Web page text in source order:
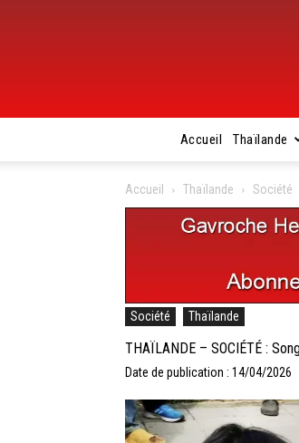
Accueil Thaïlande
Accueil Thaïlande Société
Société Thaïlande
THAÏLANDE – SOCIÉTÉ :
Date de publication : 14/04/2026